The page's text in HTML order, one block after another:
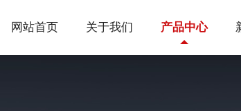
网站首页 关于我们 产品中心